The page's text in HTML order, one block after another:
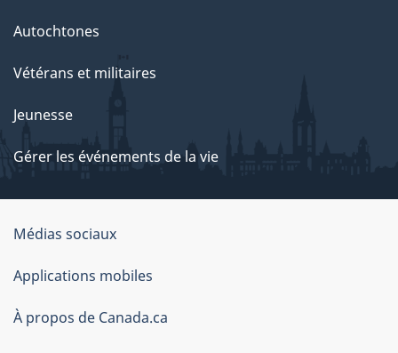
Autochtones
Vétérans et militaires
Jeunesse
Gérer les événements de la vie
Organisation
du
gouvernement
du
Médias sociaux
Applications mobiles
À propos de Canada.ca